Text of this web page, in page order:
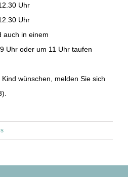
Uhr
Uhr
auch in einem
Uhr oder um 11 Uhr taufen
wünschen, melden Sie sich